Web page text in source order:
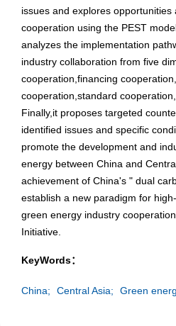
issues and explores opportunities
cooperation using the PEST
analyzes the implementation
industry collaboration from five
cooperation,financing
cooperation,standard
Finally,it proposes targeted
identified issues and specific
promote the development and
energy between China and
achievement of China's " dual
establish a new paradigm for
green energy industry
Initiative.
KeyWords：
China; Central Asia; Green